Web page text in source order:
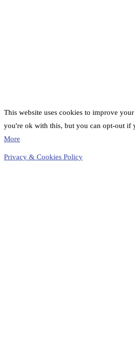
This website uses cookies to improve
you're ok with this, but you can opt-out if
More
Privacy & Cookies Policy